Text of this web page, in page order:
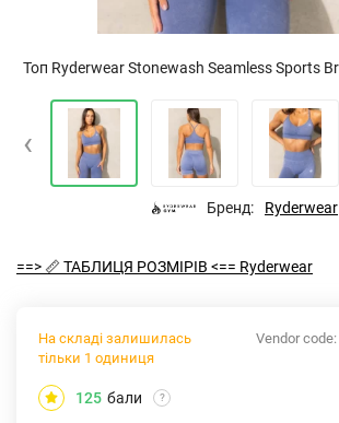
‹
Бренд: Ryderwear
==> 📏 ТАБЛИЦЯ РОЗМІРІВ <== Ryderwear
Vendor code:
На складі залишилась
тільки 1 одиниця
125 бали ?